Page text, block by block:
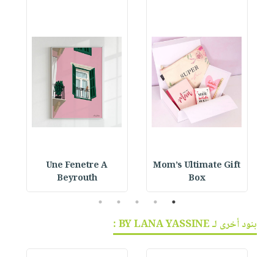
Mom’s Ultimate Gift
Box
Une Fenetre A
Beyrouth
1
2
3
4
5
بنود أخرى لـ BY LANA YASSINE :